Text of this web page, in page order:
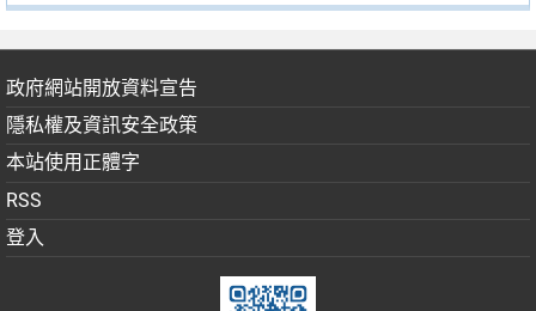
政府網站開放資料宣告
隱私權及資訊安全政策
本站使用正體字
RSS
登入